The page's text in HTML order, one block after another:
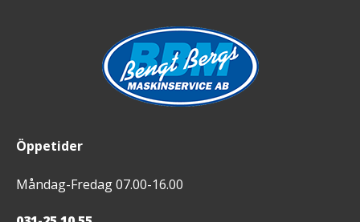
Öppetider
Måndag-Fredag 07.00-16.00